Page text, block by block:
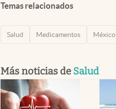
Temas relacionados
Salud Medicamentos México
Más noticias de Salud